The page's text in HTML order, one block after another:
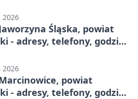
Śląska, powiat
- adresy, telefony, godziny
powiat
- adresy, telefony, godziny